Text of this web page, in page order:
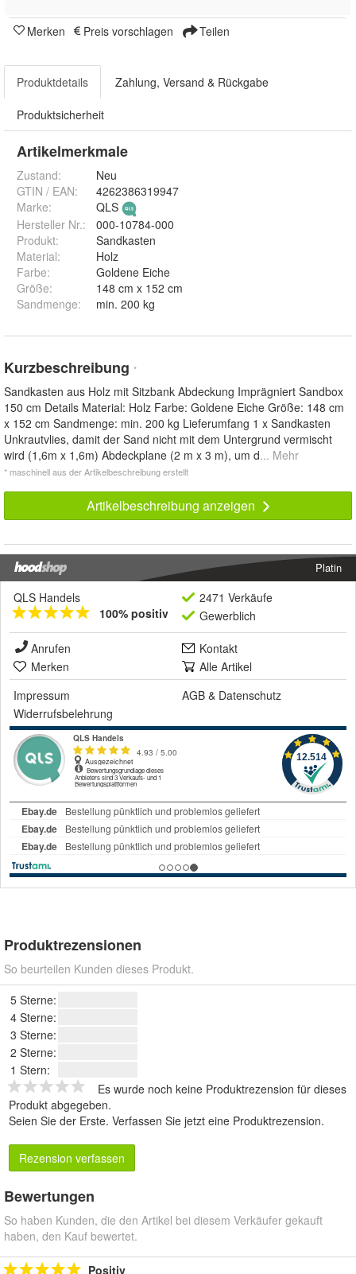
Merken Preis vorschlagen Teilen
Produktdetails Zahlung, Versand & Rückgabe
Produktsicherheit
Artikelmerkmale
Zustand:
Neu
GTIN / EAN:
4262386319947
Marke:
QLS
Hersteller Nr.:
000-10784-000
Produkt:
Sandkasten
Material:
Holz
Farbe:
Goldene Eiche
Größe:
148 cm x 152 cm
Sandmenge: min. 200 kg
Kurzbeschreibung *
Sandkasten aus Holz mit Sitzbank Abdeckung Imprägniert Sandbox
150 cm Details Material: Holz Farbe: Goldene Eiche Größe: 148 cm
x 152 cm Sandmenge: min. 200 kg Lieferumfang 1 x Sandkasten
Unkrautvlies, damit der Sand nicht mit dem Untergrund vermischt
wird (1,6m x 1,6m) Abdeckplane (2 m x 3 m), um d... Mehr
* maschinell aus der Artikelbeschreibung erstellt
Artikelbeschreibung anzeigen
Platin
QLS Handels
100% positiv
2471 Verkäufe
Gewerblich
Anrufen
Kontakt
Merken
Alle Artikel
Impressum
AGB & Datenschutz
Widerrufsbelehrung
Produktrezensionen
So beurteilen Kunden dieses Produkt.
5 Sterne:
4 Sterne:
3 Sterne:
2 Sterne:
1 Stern:
Es wurde noch keine Produktrezension für dieses
Produkt abgegeben.
Seien Sie der Erste. Verfassen Sie jetzt eine Produktrezension.
Rezension verfassen
Bewertungen
So haben Kunden, die den Artikel bei diesem Verkäufer gekauft
haben, den Kauf bewertet.
Positiv